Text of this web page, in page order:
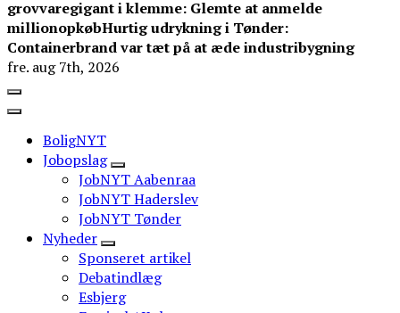
grovvaregigant i klemme: Glemte at anmelde
millionopkøbHurtig udrykning i Tønder:
Containerbrand var tæt på at æde industribygning
fre. aug 7th, 2026
BoligNYT
Jobopslag
JobNYT Aabenraa
JobNYT Haderslev
JobNYT Tønder
Nyheder
Sponseret artikel
Debatindlæg
Esbjerg